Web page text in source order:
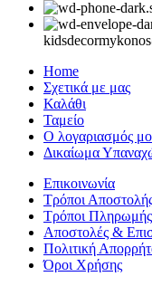
Home
Σχετικά με μας
Καλάθι
Ταμείο
Ο λογαριασμός
Δικαίωμα
Επικοινωνία
Τρόποι
Τρόποι Πληρωμής
Αποστολές &
Πολιτική
Όροι Χρήσης